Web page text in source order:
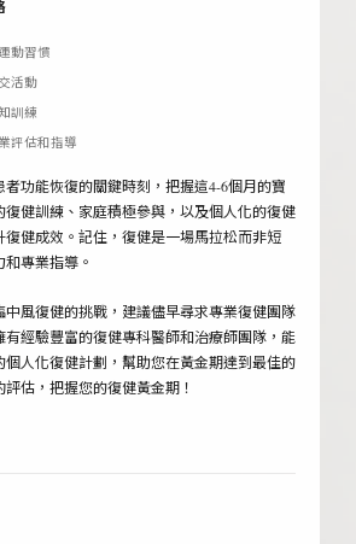
動習慣
活動
訓練
評估和指導
功能恢復的關鍵時刻，把握這4-6個月的寶
健訓練、家庭積極參與，以及個人化的復健
復健成效。記住，復健是一場馬拉松而非短
專業指導。
風復健的挑戰，建議儘早尋求專業復健團隊
有經驗豐富的復健專科醫師和治療師團隊，能
人化復健計劃，幫助您在黃金期達到最佳的
估，把握您的復健黃金期！